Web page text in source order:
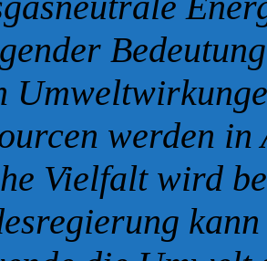
werden
Vielfalt wird